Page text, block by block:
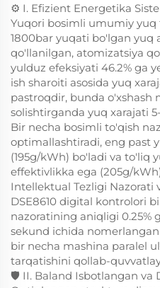
⚙️ I. Efizient Energetika
Yuqori bosimli umumiy yuq
1800bar yuqati bo'lgan yuq
qo'llanilgan, atomizatsiya
yulduz efeksiyati 46.2% ga
ish sharoiti asosida yuq
pastroqdir, bunda o'xshash
solishtirganda yuq xarajati
Bir necha bosimli to'qish
optimallashtiradi, eng past
(195g/kWh) bo'ladi va to'liq
effektivlikka ega (205g/
Intellektual Tezligi Nazorati
DSE8610 digital kontrolori
nazoratining aniqligi 0.25%
sekund ichida
bir necha mashina paralel
tarqatishini qollab-
🛡️ II. Baland Isbotlangan va